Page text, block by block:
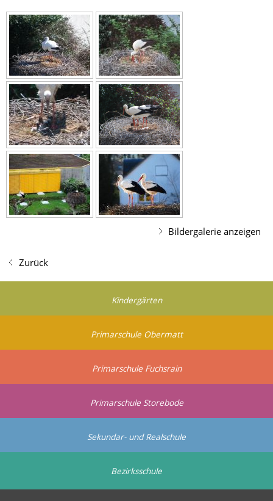
Bildergalerie anzeigen
Zurück
Kindergärten
Primarschule Obermatt
Primarschule Fuchsrain
Primarschule Storebode
Sekundar- und Realschule
Bezirksschule